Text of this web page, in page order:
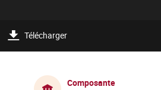
Télécharger
Composante